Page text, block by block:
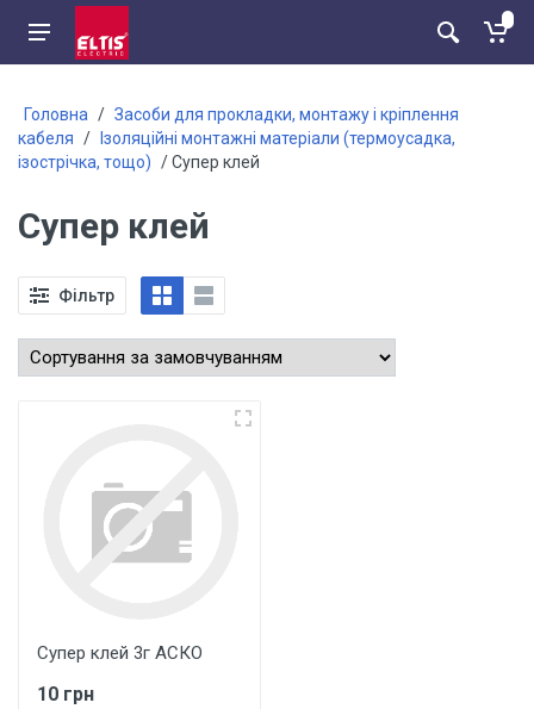
Головна / Засоби для прокладки, монтажу і кріплення
кабеля /
Ізоляційні монтажні матеріали (термоусадка,
ізострічка, тощо) / Супер клей
Супер клей
Фільтр
Супер клей 3г АСКО
10 грн